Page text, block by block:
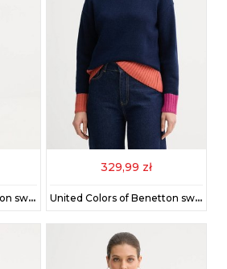
United Colors of Benetton sweter z dodatkiem wełny damski kolor pomarańczowy 1444D403H
329,99 zł
United Colors of Benetton sweter z dodatkiem wełny damski kolor granatowy z golfem 16YCE204I